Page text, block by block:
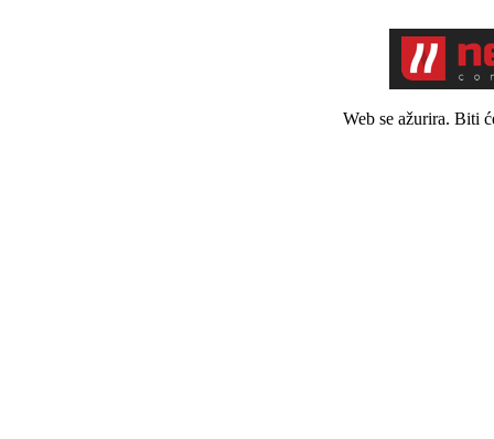
Web se ažurira. Biti